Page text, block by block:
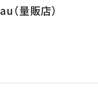
au（量販店）